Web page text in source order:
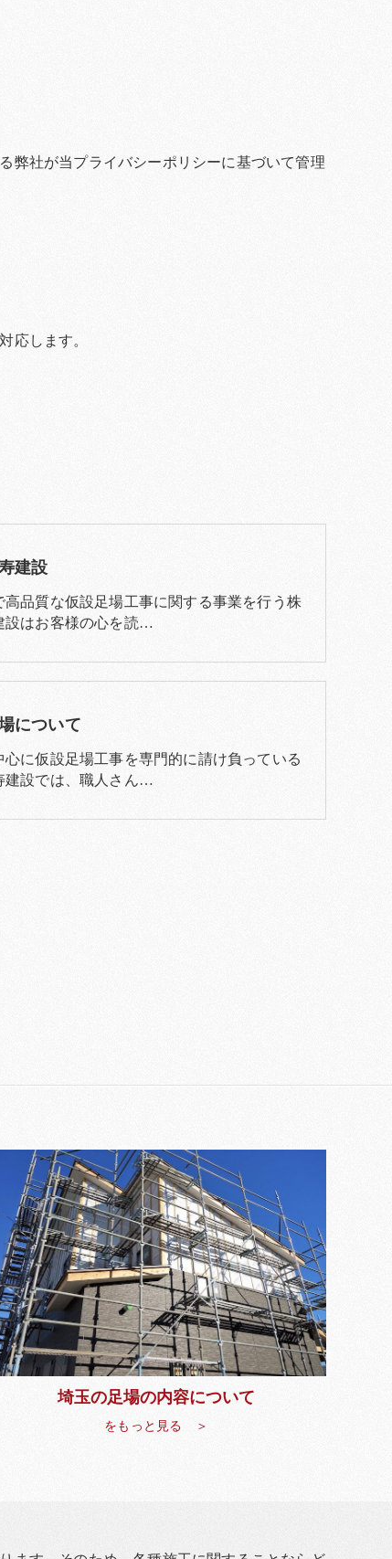
弊社が当プライバシーポリシーに基づいて管理
応します。
建設
高品質な仮設足場工事に関する事業を行う株
設はお客様の心を読…
について
心に仮設足場工事を専門的に請け負っている
建設では、職人さん…
埼玉の足場の内容について
をもっと見る ＞